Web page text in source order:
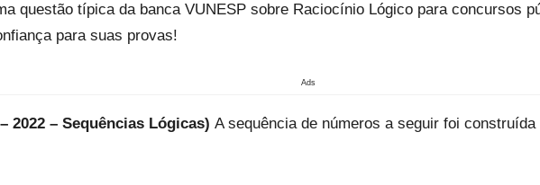
questão típica da banca VUNESP sobre Raciocínio Lógico para concursos
para suas provas!
Ads
2022 – Sequências Lógicas) A sequência de números a seguir foi